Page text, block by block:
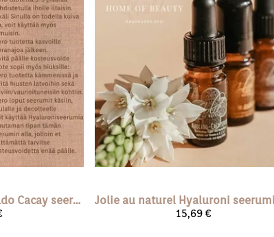
Avocado Cacay seerumi (vegan) 5 ml
Jolie au naturel
15,69 €